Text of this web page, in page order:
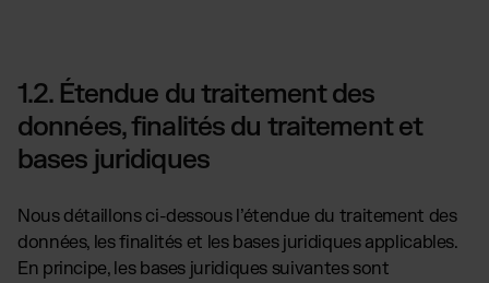
1.2. Étendue du traitement des
données, finalités du traitement et
bases juridiques
Nous détaillons ci-dessous l’étendue du traitement des
données, les finalités et les bases juridiques applicables.
En principe, les bases juridiques suivantes sont